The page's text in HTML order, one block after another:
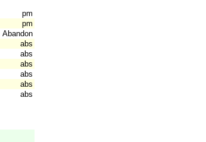
pm
pm
Abandon
abs
abs
abs
abs
abs
abs